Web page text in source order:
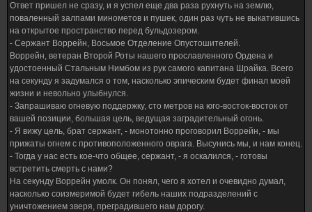
Ответ пришел не сразу, и я успел еще два раза рухнуть на землю,
поваленный залпами минометов и пушек, один раз чуть не выкатившись
на открытое пространство перед бульдозером.
- Сержант Воррейн, Восьмое Отделение Опустошителей.
Воррейн, ветеран Второй Роты нашего прославленного Ордена и
удостоенный Стальным Нимбом из рук самого капитана Шрайка. Всего
на секунду я задумался о том, насколько эпическим будет финал моей
жизни и невольно улыбнулся.
- Запрашиваю огневую поддержку, сто метров на юго-восток-восток от
вашей позиции, большая цель, ведущая заградительный огонь.
- Я вижу цель, брат сержант, - монотонно проговорил Воррейн, - мы
прижаты огнем с противоположенного оврага. Высунись мы, и нам конец.
- Тогда у нас есть кое-что общее, сержант, - я оскалился, - готовы
встретить смерть с нами?
На секунду Воррейн умолк. Он понял, чего я хотел и очевидно думал,
насколько соизмеримой будет гибель наших подразделений с
уничтожением зверя, преградившего нам дорогу.